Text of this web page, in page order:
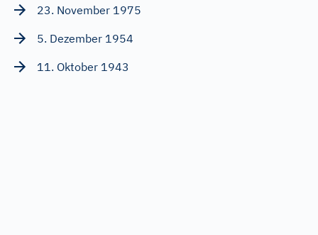
23. November 1975
5. Dezember 1954
11. Oktober 1943